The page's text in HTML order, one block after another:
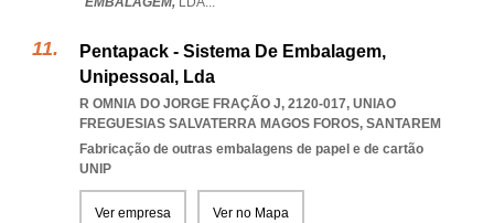
Pentapack - Sistema De Embalagem,
Unipessoal, Lda
R OMNIA DO JORGE FRAÇÃO J, 2120-017, UNIAO
FREGUESIAS SALVATERRA MAGOS FOROS, SANTAREM
Fabricação de outras embalagens de papel e de cartão
UNIP
Ver empresa Ver no Mapa